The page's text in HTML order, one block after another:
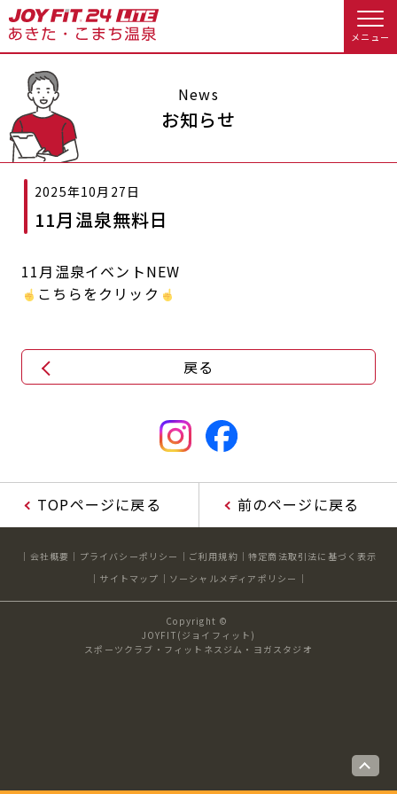
メニュー
店舗トップ
会員の方へトップ
会員様へのお知らせ
予約する
店舗情報・サービス よくあるご質問
入会のお手続きをする
入会するトップ
入会を悩まれている方へトップ
料金のご案内
見学・体験 スタジオプログラム情報
入会方法 よくあるご質問
店舗へのお問い合わせ
JOYFIT YOGA
JOYFIT+ 店舗を探す
News
お知らせ
2025年10月27日
11月温泉無料日
11月温泉イベントNEW
こちらをクリック
戻る
TOPページに戻る 前のページに戻る
会社概要 プライバシーポリシー ご利用規約
特定商法取引法に基づく表示
サイトマップ
ソーシャルメディアポリシー
Copyright ©
JOYFIT(ジョイフィット)
スポーツクラブ・フィットネスジム・ヨガスタジオ